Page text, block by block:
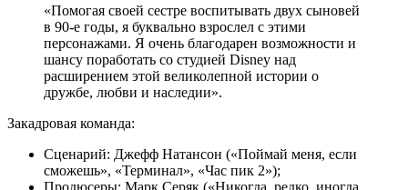
«Помогая своей сестре воспитывать двух сыновей
в 90-е годы, я буквально взрослел с этими
персонажами. Я очень благодарен возможности и
шансу поработать со студией Disney над
расширением этой великолепной истории о
дружбе, любви и наследии».
Закадровая команда:
Сценарий: Джефф Натансон («Поймай меня, если
сможешь», «Терминал», «Час пик 2»);
Продюсеры: Марк Серяк («Никогда, редко, иногда,